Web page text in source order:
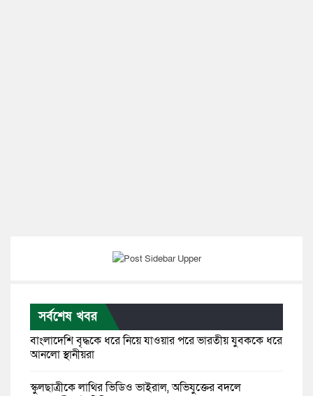
সর্বশেষ খবর
বাংলাদেশি বৃদ্ধকে ধরে নিয়ে যাওয়ার পরে ভারতীয় যুবককে ধরে
আনলো স্থানীয়রা
স্কুলছাত্রীকে লাথির ভিডিও ভাইরাল, অভিযুক্তের বদলে